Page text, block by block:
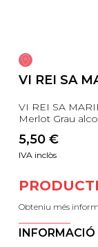
VI REI SA
VI REI SA
Merlot Grau
5,50 €
IVA inclòs
Obteniu més